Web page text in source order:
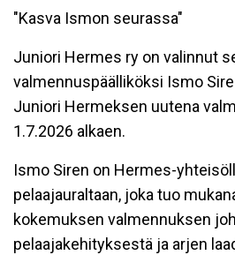
"Kasva Ismon seurassa"
Juniori Hermes ry on valinnut
valmennuspäälliköksi Ismo
Juniori Hermeksen uutena
1.7.2026 alkaen.
Ismo Siren on Hermes-
pelaajauraltaan, joka tuo
kokemuksen valmennuksen
pelaajakehityksestä ja arjen